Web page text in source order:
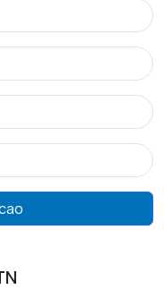
vỏ 2 mm